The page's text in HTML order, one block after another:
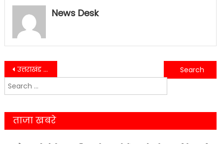
News Desk
Post
navigation
उत्तराखंड में खेलों को मिलेगा बढ़ावा, पहाड़ में बनेंगे नए मिनी स्टेडियम….
इंडिया कैप्टन्स का जीत से आगाज, मुंबई स्पार्टन्स को 23 रन से हराया….
Search
for:
ताजा खबरे